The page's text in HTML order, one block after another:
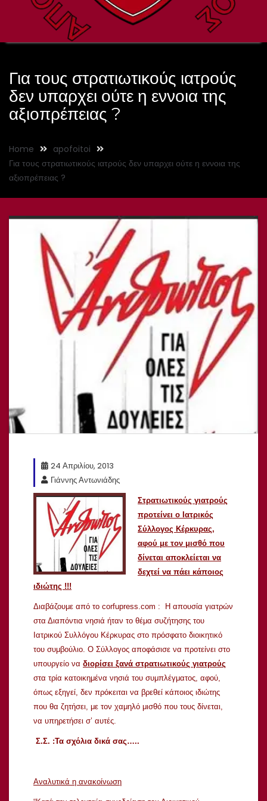
Για τους στρατιωτικούς ιατρούς
δεν υπαρχει ούτε η εννοια της
αξιοπρέπειας ?
Home
apofoitoi
Για τους στρατιωτικούς ιατρούς δεν υπαρχει ούτε η εννοια της
αξιοπρέπειας ?
24 Απριλίου, 2013
Γιάννης Αντωνιάδης
Στρατιωτικούς γιατρούς
προτείνει ο Ιατρικός
Σύλλογος Κέρκυρας,
αφού με τον μισθό που
δίνεται αποκλείεται να
δεχτεί να πάει κάποιος
ιδιώτης !!!
Διαβάζουμε από το corfupress.com : Η απουσία γιατρών
στα Διαπόντια νησιά ήταν το θέμα συζήτησης του
Ιατρικού Συλλόγου Κέρκυρας στο πρόσφατο διοικητικό
του συμβούλιο. Ο Σύλλογος αποφάσισε να προτείνει στο
υπουργείο να διορίσει ξανά στρατιωτικούς γιατρούς
στα τρία κατοικημένα νησιά του συμπλέγματος, αφού,
όπως εξηγεί, δεν πρόκειται να βρεθεί κάποιος ιδιώτης
που θα ζητήσει, με τον χαμηλό μισθό που τους δίνεται,
να υπηρετήσει σ’ αυτές.
Σ.Σ. :Τα σχόλια δικά σας…..
Αναλυτικά η ανακοίνωση